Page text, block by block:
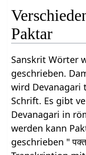
Paktar
Sanskrit Wörter
geschrieben.
wird Devanagari
Schrift. Es gibt
Devanagari in
werden kann
geschrieben "